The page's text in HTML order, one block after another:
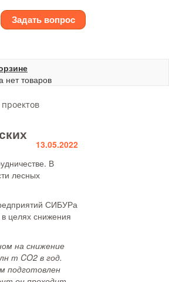
Задать вопрос
нет товаров
13.05.2022
В
лесных
СИБУРа
целях снижения
на снижение
т CO2 в год.
подготовлен